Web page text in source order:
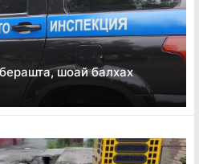
шоай балхах